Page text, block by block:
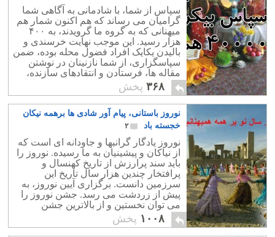
سپاس از شما، با شادمانی به آگاهی شما
گرامیان می رساند که هم اکنون شمار هم
میهنانی که به گروه ما گرویدند، به ۴۰۰
هزار رسید. این موجب نهایت خرسندی و
بالیدن یکایک افراد فضول محله بوده، ضمن
سپاسگزاری، از شما نازنینان در نوشتن
مقاله ها، فرستادن و انتقادهای سازنده،
درخواست کمک و همکاری بیشتر دارد.
۳۶۸ پخش
نوروز باستانی، پیام آور شادی ها برهمه نیکان
خجسته باد
۲
نوروز یادگار گرانبها و جاودانه ای است که
از نیاکان و پیشینیان به ما رسیده. نوروز را
باید سند پرارزش از تاریخ کهنسال و
پرافتخار چندین هزار سال تاریخ این
سرزمین دانست. برگزاری آیین نوروز، به
پيش از زردشت می رسد. جشن نوروز را
می توان نخستین و از بالاترین جشن
شادمانی و خرسندی ملتی در پهنه تاریخ
دانست.
۱۰۰۸ پخش